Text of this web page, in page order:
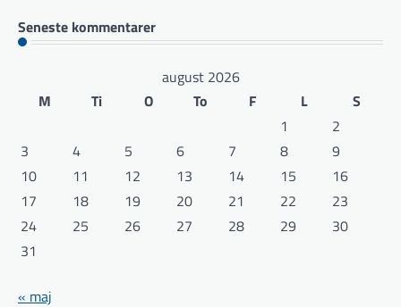
Seneste kommentarer
august 2026
M
Ti O To F L
S
1
2
3
4 5 6 7 8
9
10
11 12 13 14 15
16
17
18 19 20 21 22
23
24
25 26 27 28 29
30
31
« maj